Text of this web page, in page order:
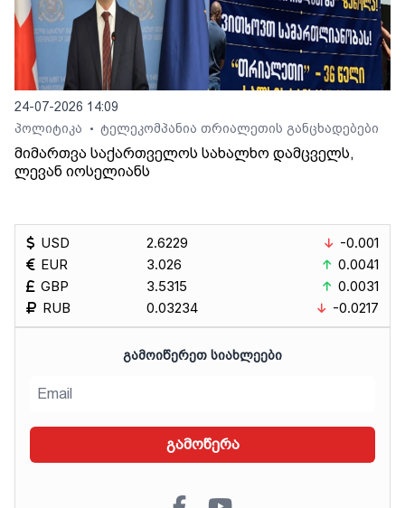
24-07-2026 14:09
პოლიტიკა
• ტელეკომპანია თრიალეთის განცხადებები
მიმართვა საქართველოს სახალხო დამცველს,
ლევან იოსელიანს
USD
EUR
GBP
RUB
2.6229
3.026
3.5315
0.03234
-0.001
0.0041
0.0031
-0.0217
ᲒᲐᲛᲝᲘᲬᲔᲠᲔᲗ ᲡᲘᲐᲮᲚᲔᲔᲑᲘ
გამოწერა